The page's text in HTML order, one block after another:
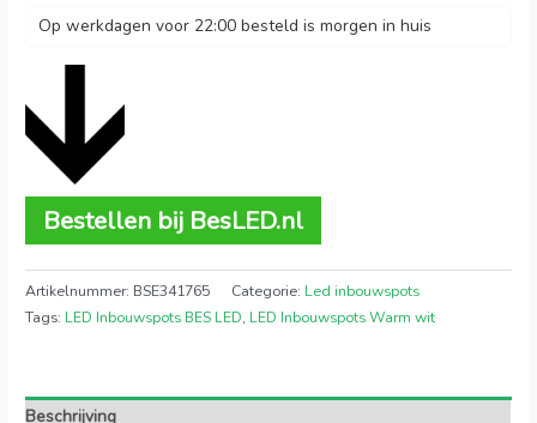
Op werkdagen voor 22:00 besteld is morgen in huis
Bestellen bij BesLED.nl
Artikelnummer: BSE341765 Categorie: Led inbouwspots
Tags: LED Inbouwspots BES LED, LED Inbouwspots Warm wit
Beschrijving